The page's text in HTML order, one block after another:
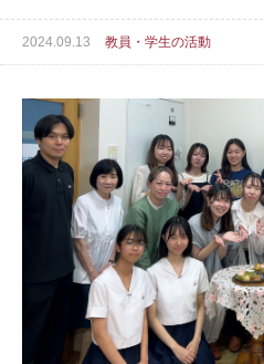
2024.09.13 教員・学生の活動